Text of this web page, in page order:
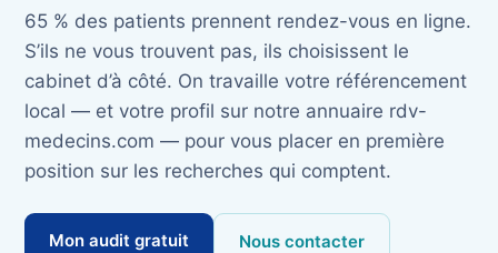
65 % des patients prennent rendez-vous en ligne.
S’ils ne vous trouvent pas, ils choisissent le
cabinet d’à côté. On travaille votre référencement
local — et votre profil sur notre annuaire rdv-
medecins.com — pour vous placer en première
position sur les recherches qui comptent.
Mon audit gratuit Nous contacter